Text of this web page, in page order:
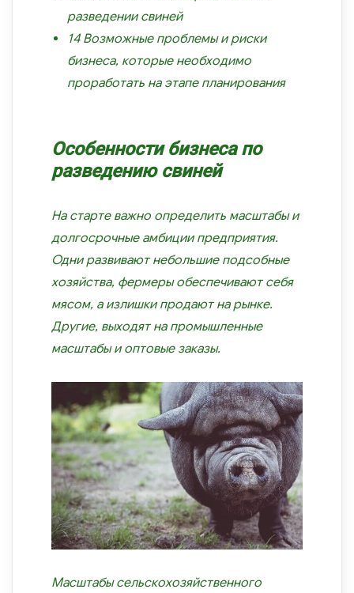
разведении свиней
14Возможные проблемы и риски
бизнеса, которые необходимо
проработать на этапе планирования
Особенности бизнеса по
разведению свиней
На старте важно определить масштабы и
долгосрочные амбиции предприятия.
Одни развивают небольшие подсобные
хозяйства, фермеры обеспечивают себя
мясом, а излишки продают на рынке.
Другие, выходят на промышленные
масштабы и оптовые заказы.
Масштабы сельскохозяйственного